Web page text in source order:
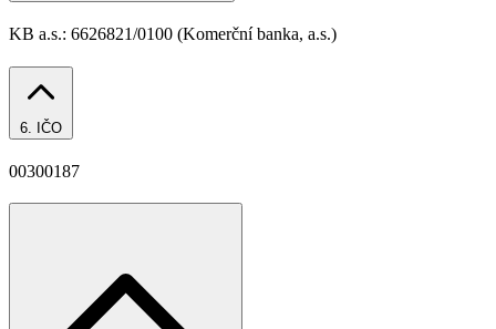
KB a.s.: 6626821/0100 (Komerční banka, a.s.)
6. IČO
00300187